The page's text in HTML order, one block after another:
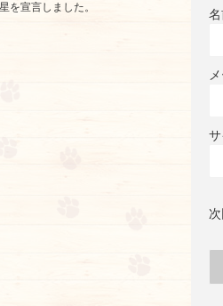
を宣言しました。